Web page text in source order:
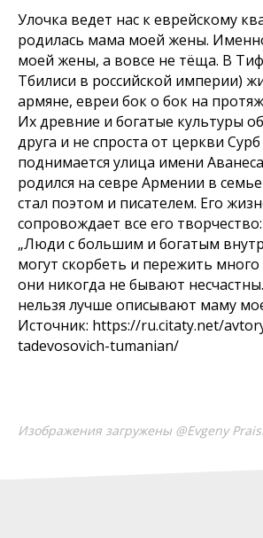
Улочка ведет нас к еврейскому
родилась мама моей жены.
моей жены, а вовсе не тёща. В
Тбилиси в российской империи)
армяне, евреи бок о бок на
Их древние и богатые культуры
друга и не спроста от церкви
поднимается улица имени
родился на севре Армении в
стал поэтом и писателем. Его
сопровождает все его творчество:
„Люди с большим и богатым
могут скорбеть и пережить много
они никогда не бывают
нельзя лучше описывают маму
Источник: https://ru.citaty.net/
tadevosovich-tumanian/
Изображения загружены @Evgeny